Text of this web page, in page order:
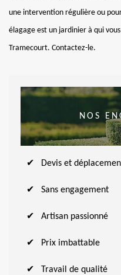
une intervention régulière ou
élagage est un jardinier à qui
Tramecourt. Contactez-le.
NOS
Devis et
Sans engagement
Artisan passionné
Prix imbattable
Travail de qualité